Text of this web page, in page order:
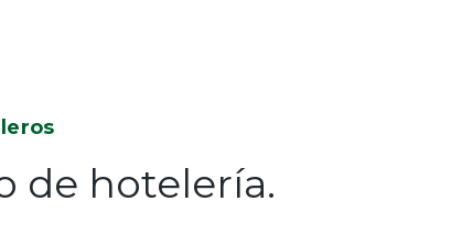
de hotelería.